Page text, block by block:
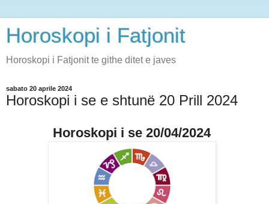
Horoskopi i Fatjonit
Horoskopi i Fatjonit te githe ditet e javes
sabato 20 aprile 2024
Horoskopi i se e shtunë 20 Prill 2024
Horoskopi i se 20/04/2024